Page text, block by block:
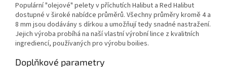
Populární "olejové" pelety v příchutích Halibut a Red Halibut
dostupné v široké nabídce průměrů. Všechny průměry kromě 4 a
8 mm jsou dodávány s dírkou a umožňují tedy snadné nastražení.
Jejich výroba probíhá na naší vlastní výrobní lince z kvalitních
ingrediencí, používaných pro výrobu boilies.
Doplňkové parametry